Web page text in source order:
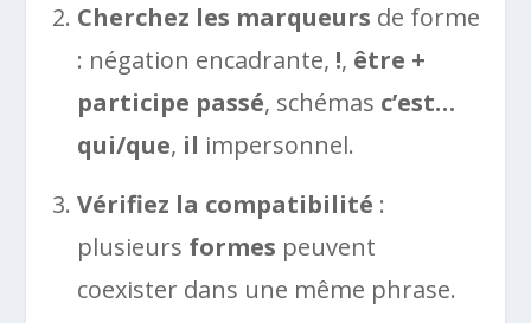
Cherchez les marqueurs de forme
: négation encadrante, !, être +
participe passé, schémas c’est…
qui/que, il impersonnel.
Vérifiez la compatibilité :
plusieurs formes peuvent
coexister dans une même phrase.